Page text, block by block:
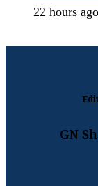
22 hours ago
GN